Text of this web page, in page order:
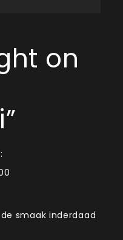
on
”
smaak inderdaad